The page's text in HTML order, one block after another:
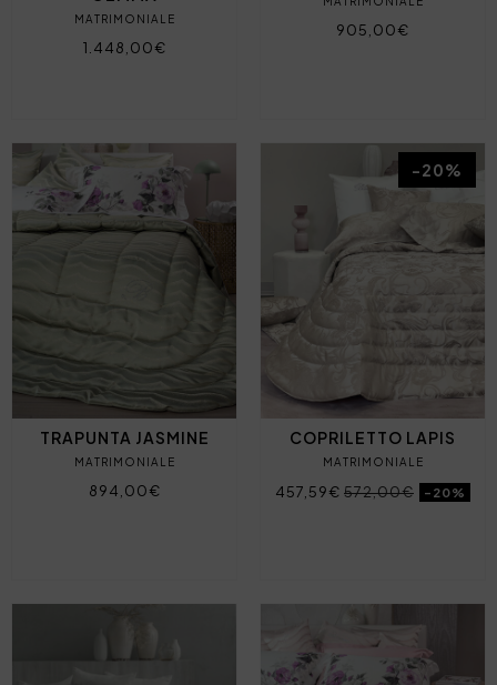
MATRIMONIALE
1.448,00€
905,00€
TRAPUNTA JASMINE
MATRIMONIALE
894,00€
COPRILETTO LAPIS
MATRIMONIALE
457,59€ 572,00€ -20%
-20%